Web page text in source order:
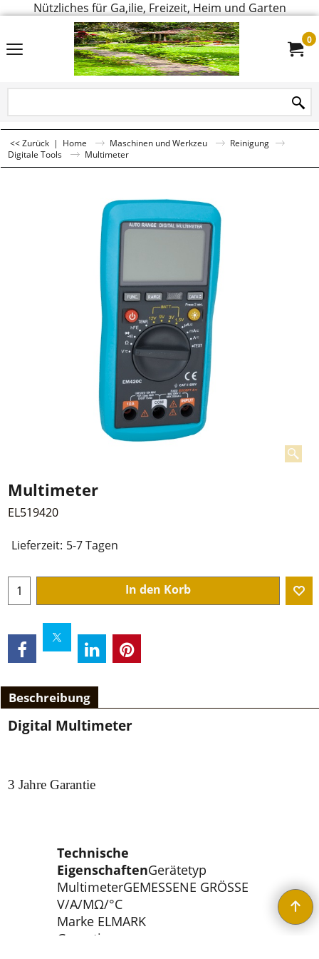
Nützliches für Ga,ilie, Freizeit, Heim und Garten
0
<< Zurück | Home Maschinen und Werkzeu
Reinigung
Digitale Tools
Multimeter
Multimeter
EL519420
Lieferzeit: 5-7 Tagen
In den Korb
Beschreibung
Digital Multimeter
3 Jahre Garantie
Technische
EigenschaftenGerätetyp
MultimeterGEMESSENE GRÖSSE
V/A/MΩ/°С
Marke ELMARK
Garantie